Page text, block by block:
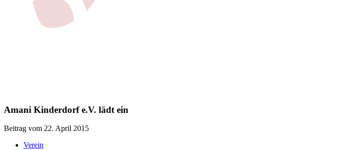
Amani Kinderdorf e.V. lädt ein
Beitrag vom 22. April 2015
Verein